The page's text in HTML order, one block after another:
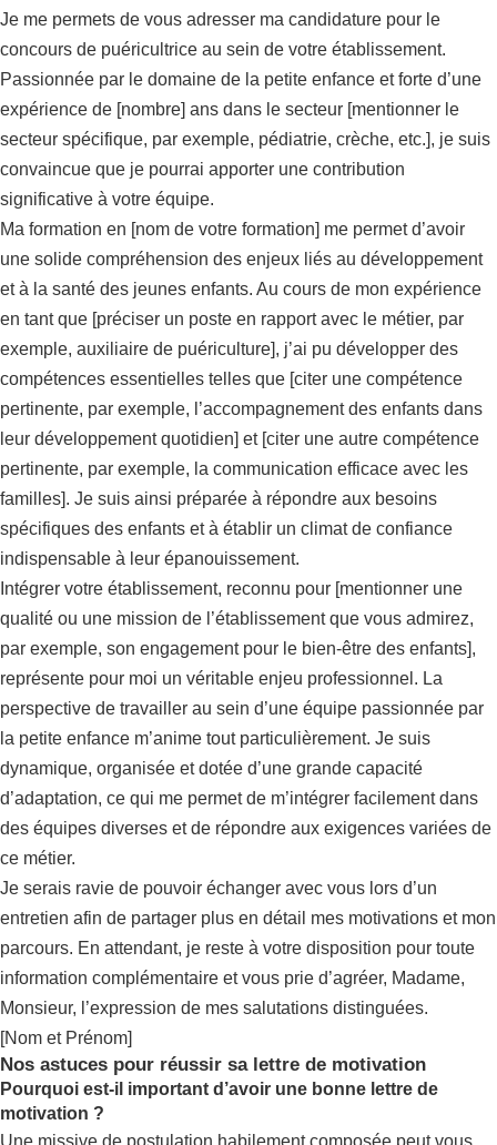
Je me permets de vous adresser ma candidature pour le
concours de puéricultrice au sein de votre établissement.
Passionnée par le domaine de la petite enfance et forte d’une
expérience de [nombre] ans dans le secteur [mentionner le
secteur spécifique, par exemple, pédiatrie, crèche, etc.], je suis
convaincue que je pourrai apporter une contribution
significative à votre équipe.
Ma formation en [nom de votre formation] me permet d’avoir
une solide compréhension des enjeux liés au développement
et à la santé des jeunes enfants. Au cours de mon expérience
en tant que [préciser un poste en rapport avec le métier, par
exemple, auxiliaire de puériculture], j’ai pu développer des
compétences essentielles telles que [citer une compétence
pertinente, par exemple, l’accompagnement des enfants dans
leur développement quotidien] et [citer une autre compétence
pertinente, par exemple, la communication efficace avec les
familles]. Je suis ainsi préparée à répondre aux besoins
spécifiques des enfants et à établir un climat de confiance
indispensable à leur épanouissement.
Intégrer votre établissement, reconnu pour [mentionner une
qualité ou une mission de l’établissement que vous admirez,
par exemple, son engagement pour le bien-être des enfants],
représente pour moi un véritable enjeu professionnel. La
perspective de travailler au sein d’une équipe passionnée par
la petite enfance m’anime tout particulièrement. Je suis
dynamique, organisée et dotée d’une grande capacité
d’adaptation, ce qui me permet de m’intégrer facilement dans
des équipes diverses et de répondre aux exigences variées de
ce métier.
Je serais ravie de pouvoir échanger avec vous lors d’un
entretien afin de partager plus en détail mes motivations et mon
parcours. En attendant, je reste à votre disposition pour toute
information complémentaire et vous prie d’agréer, Madame,
Monsieur, l’expression de mes salutations distinguées.
[Nom et Prénom]
Nos astuces pour réussir sa lettre de motivation
Pourquoi est-il important d’avoir une bonne lettre de
motivation ?
Une missive de postulation habilement composée peut vous